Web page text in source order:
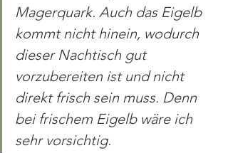
Magerquark. Auch das Eigelb
kommt nicht hinein, wodurch
dieser Nachtisch gut
vorzubereiten ist und nicht
direkt frisch sein muss. Denn
bei frischem Eigelb wäre ich
sehr vorsichtig.